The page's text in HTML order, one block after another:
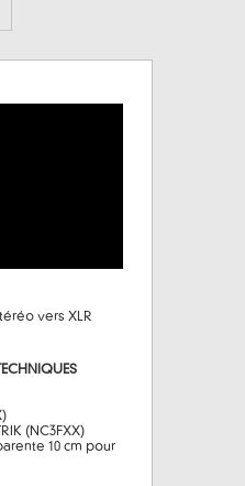
vers XLR
(NC3FXX)
10 cm pour